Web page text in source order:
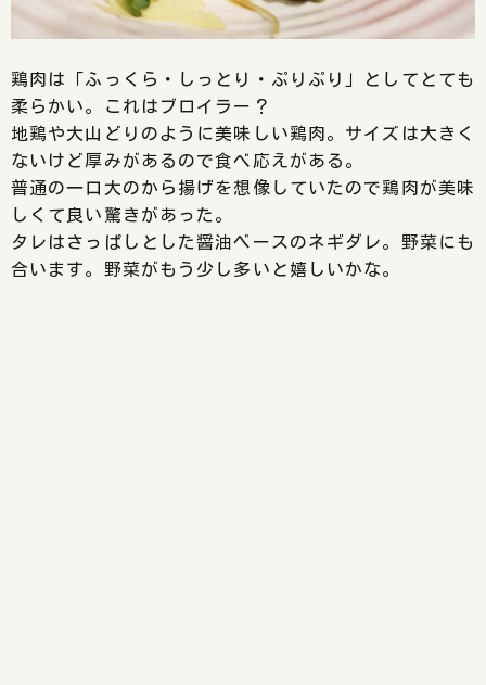
鶏肉は「ふっくら・しっとり・ぷりぷり」としてとても
柔らかい。これはブロイラー？
地鶏や大山どりのように美味しい鶏肉。サイズは大きく
ないけど厚みがあるので食べ応えがある。
普通の一口大のから揚げを想像していたので鶏肉が美味
しくて良い驚きがあった。
タレはさっぱしとした醤油ベースのネギダレ。野菜にも
合います。野菜がもう少し多いと嬉しいかな。